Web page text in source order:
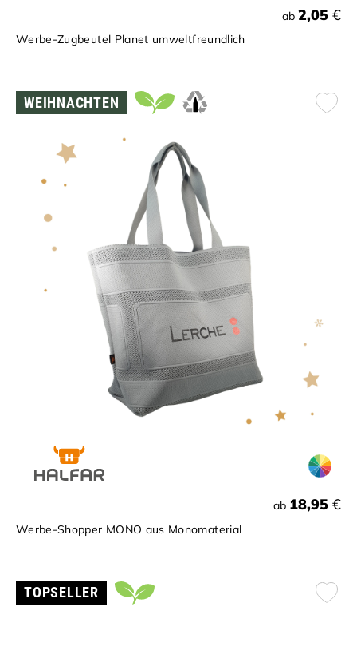
ab 2,05 €
Werbe-Zugbeutel Planet umweltfreundlich
WEIHNACHTEN
ab 18,95 €
Werbe-Shopper MONO aus Monomaterial
TOPSELLER